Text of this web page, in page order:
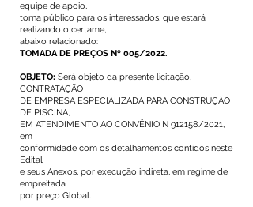
equipe de apoio,
torna público para os interessados, que estará
realizando o certame,
abaixo relacionado:
TOMADA DE PREÇOS Nº 005/2022.
OBJETO: Será objeto da presente licitação,
CONTRATAÇÃO
DE EMPRESA ESPECIALIZADA PARA CONSTRUÇÃO
DE PISCINA,
EM ATENDIMENTO AO CONVÊNIO N 912158/2021,
em
conformidade com os detalhamentos contidos neste
Edital
e seus Anexos, por execução indireta, em regime de
empreitada
por preço Global.